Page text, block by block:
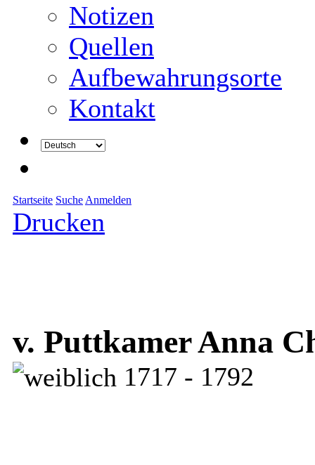
Notizen
Quellen
Aufbewahrungsorte
Kontakt
Startseite Suche Anmelden
Drucken
v. Puttkamer Anna
1717 - 1792